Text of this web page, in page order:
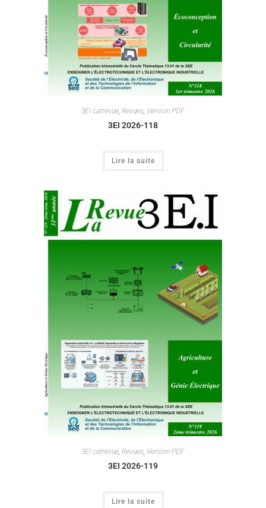
3EI catrevue, Revues, Version PDF
3EI 2026-118
Lire la suite
3EI catrevue Revues Version PDF
3EI 2026-119
Lire la suite